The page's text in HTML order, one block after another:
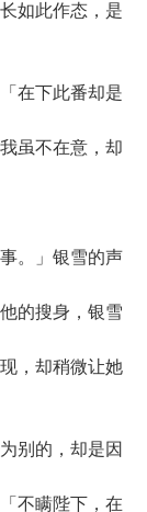
如此作态，是
在下此番却是
虽不在意，却
。」银雪的声
的搜身，银雪
，却稍微让她
别的，却是因
不瞒陛下，在